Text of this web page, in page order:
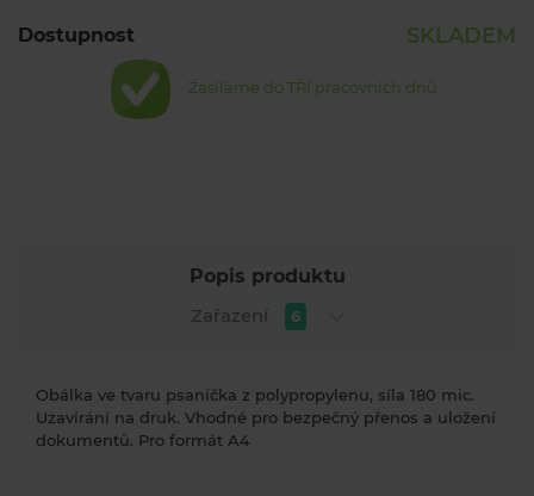
Dostupnost SKLADEM
Zasíláme do TŘÍ pracovních dnů.
Popis produktu
Zařazení
6
Obálka ve tvaru psaníčka z polypropylenu, síla 180 mic.
Uzavírání na druk. Vhodné pro bezpečný přenos a uložení
dokumentů. Pro formát A4